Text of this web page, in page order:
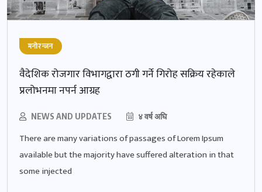
मनोरन्जन
वैदेशिक रोजगार विभागद्वारा ठगी गर्ने गिरोह सक्रिय रहेकाले
प्रलोभनमा नपर्न आग्रह
NEWS AND UPDATES ४ वर्ष अघि
There are many variations of passages of Lorem Ipsum
available but the majority have suffered alteration in that
some injected